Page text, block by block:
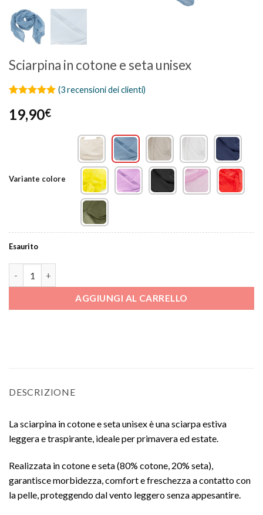
Sciarpina in cotone e seta unisex
su 5 su
base di
(3recensioni dei clienti)
19,90€
Variante colore
Esaurito
AGGIUNGI AL CARRELLO
DESCRIZIONE
La sciarpina in cotone e seta unisex è una sciarpa estiva
leggera e traspirante, ideale per primavera ed estate.
Realizzata in cotone e seta (80% cotone, 20% seta),
garantisce morbidezza, comfort e freschezza a contatto con
la pelle, proteggendo dal vento leggero senza appesantire.